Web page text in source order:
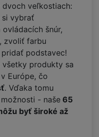
dvoch veľkostiach:
si vybrať
šnúr,
zvoliť farbu
podstavec!
produkty sa
Európe, čo
. Vďaka tomu
- naše 65
byť široké až